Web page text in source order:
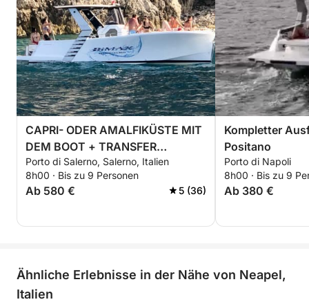
CAPRI- ODER AMALFIKÜSTE MIT
DEM BOOT + TRANSFER
INKLUSIVE
Porto di Salerno, Salerno, Italien
8h00 · Bis zu 9 Personen
Ab 580 € 5 (36)
Kompletter
Positano
Porto di Napoli
8h00 · Bis zu 9
Ab 380 €
Ähnliche Erlebnisse in der Nähe von Neapel,
Italien